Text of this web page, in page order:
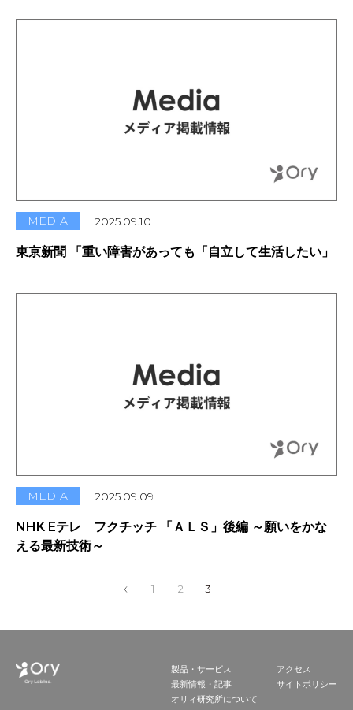
MEDIA 2025.09.10
東京新聞 「重い障害があっても「自立して生活したい」
MEDIA 2025.09.09
NHK Eテレ フクチッチ 「ＡＬＳ」後編 ～願いをかな
える最新技術～
1 2 3
製品・サービス
最新情報・記事
オリィ研究所について
アクセス
サイトポリシー